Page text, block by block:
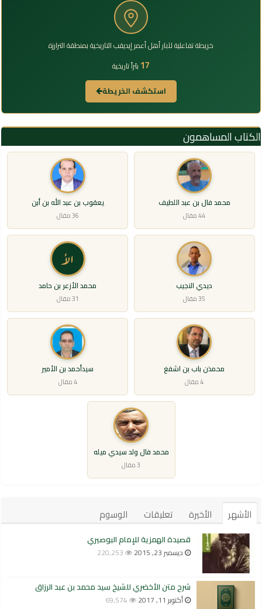
خريطة تفاعلية لآبار أهل أعمر إيديقب التاريخية بمنطقة الترارزة
17 بئراً تاريخية
استكشف الخريطة
الكتاب المساهمون
محمد فال بن عبد اللطيف
44 مقال
يعقوب بن عبد الله بن أبن
36 مقال
ديدي النجيب
35 مقال
الأ
محمد الأزعر بن حامد
31 مقال
محمذن باب بن اشفغ
4 مقال
سيدأحمد بن الأمير
4 مقال
محمد فال ولد سيدي ميله
3 مقال
الأشهر الأخيرة تعليقات الوسوم
قصيدة الهمزية للإمام البوصيري
ديسمبر 23, 2015 220,253
شرح متن الأخضري للشيخ سيد محمد بن عبد الرزاق
أكتوبر 11, 2017 69,574